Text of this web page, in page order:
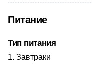
Питание
Тип питания
Завтраки